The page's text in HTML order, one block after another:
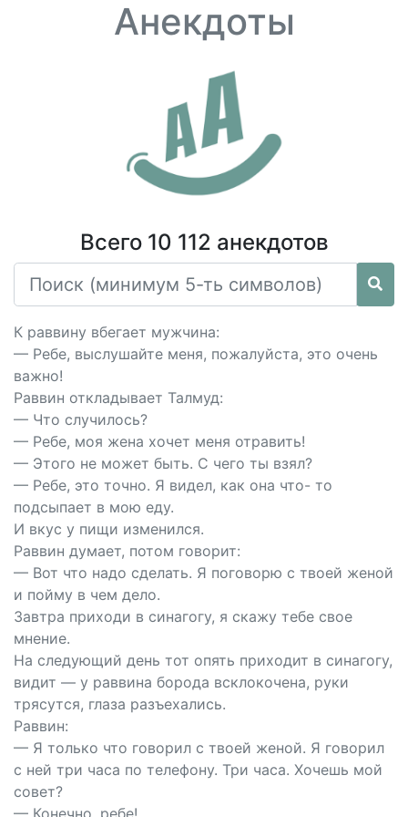
Анекдоты
Всего 10 112 анекдотов
К раввину вбегает мужчина:
— Ребе, выслушайте меня, пожалуйста, это очень
важно!
Раввин откладывает Талмуд:
— Что случилось?
— Ребе, моя жена хочет меня отравить!
— Этого не может быть. С чего ты взял?
— Ребе, это точно. Я видел, как она что- то
подсыпает в мою еду.
И вкус у пищи изменился.
Раввин думает, потом говорит:
— Вот что надо сделать. Я поговорю с твоей женой
и пойму в чем дело.
Завтра приходи в синагогу, я скажу тебе свое
мнение.
На следующий день тот опять приходит в синагогу,
видит — у раввина борода всклокочена, руки
трясутся, глаза разъехались.
Раввин:
— Я только что говорил с твоей женой. Я говорил
с ней три часа по телефону. Три часа. Хочешь мой
совет?
— Конечно, ребе!